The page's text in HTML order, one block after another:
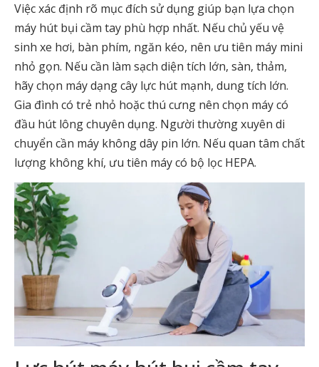
Việc xác định rõ mục đích sử dụng giúp bạn lựa chọn
máy hút bụi cầm tay phù hợp nhất. Nếu chủ yếu vệ
sinh xe hơi, bàn phím, ngăn kéo, nên ưu tiên máy mini
nhỏ gọn. Nếu cần làm sạch diện tích lớn, sàn, thảm,
hãy chọn máy dạng cây lực hút mạnh, dung tích lớn.
Gia đình có trẻ nhỏ hoặc thú cưng nên chọn máy có
đầu hút lông chuyên dụng. Người thường xuyên di
chuyển cần máy không dây pin lớn. Nếu quan tâm chất
lượng không khí, ưu tiên máy có bộ lọc HEPA.